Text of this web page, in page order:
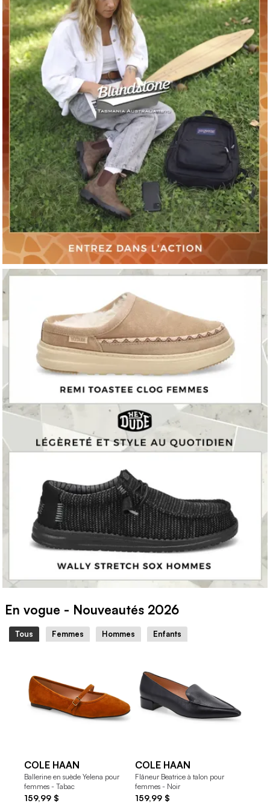
En vogue - Nouveautés 2026
Tous Femmes Hommes Enfants
COLE HAAN
Ballerine en suède Yelena pour
femmes - Tabac
159,99 $
COLE HAAN
Flâneur Beatrice à talon pour
femmes - Noir
159,99 $